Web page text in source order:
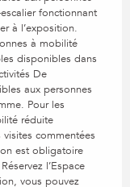
fonctionnant
à l’exposition.
à mobilité
disponibles dans
De
aux personnes
Pour les
réduite
commentées
est obligatoire
l’Espace
vous pouvez